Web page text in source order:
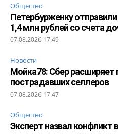
Общество
Петербурженку
1,4 млн рублей со счета
07.08.2026 17:49
Новости
Мойка78: Сбер
пострадавших селлеров
07.08.2026 17:47
Общество
Эксперт назвал конфликт